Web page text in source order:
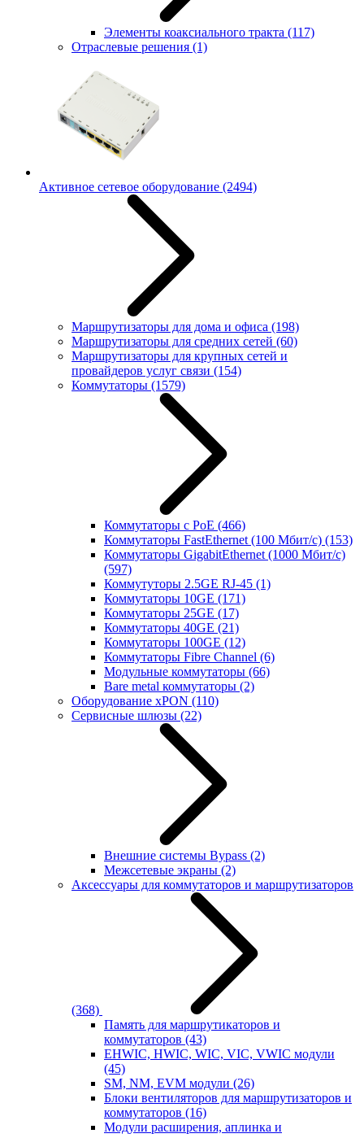
Элементы коаксиального тракта (117)
Отраслевые решения (1)
Активное сетевое оборудование (2494)
Маршрутизаторы для дома и офиса (198)
Маршрутизаторы для средних сетей (60)
Маршрутизаторы для крупных сетей и
провайдеров услуг связи (154)
Коммутаторы (1579)
Коммутаторы с PoE (466)
Коммутаторы FastEthernet (100 Мбит/с) (153)
Коммутаторы GigabitEthernet (1000 Мбит/с)
(597)
Коммутуторы 2.5GE RJ-45 (1)
Коммутаторы 10GE (171)
Коммутаторы 25GE (17)
Коммутаторы 40GE (21)
Коммутаторы 100GE (12)
Коммутаторы Fibre Channel (6)
Модульные коммутаторы (66)
Bare metal коммутаторы (2)
Оборудование xPON (110)
Сервисные шлюзы (22)
Внешние системы Bypass (2)
Межсетевые экраны (2)
Аксессуары для коммутаторов и маршрутизаторов
(368)
Память для маршрутикаторов и
коммутаторов (43)
EHWIC, HWIC, WIC, VIC, VWIC модули
(45)
SM, NM, EVM модули (26)
Блоки вентиляторов для маршрутизаторов и
коммутаторов (16)
Модули расширения, аплинка и